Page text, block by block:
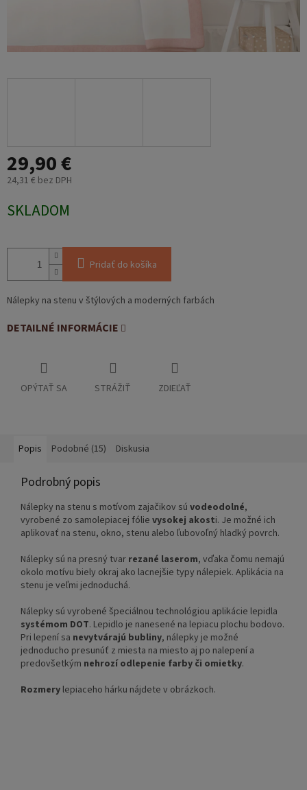
29,90 €
24,31 € bez DPH
cena:
SKLADOM
Pridať do košíka
Nálepky na stenu v štýlových a moderných farbách
DETAILNÉ INFORMÁCIE
OPÝTAŤ SA STRÁŽIŤ ZDIEĽAŤ
Popis Podobné (15) Diskusia
Podrobný popis
Nálepky na stenu s motívom zajačikov sú vodeodolné,
vyrobené zo samolepiacej fólie vysokej akosti. Je možné ich
aplikovať na stenu, okno, stenu alebo ľubovoľný hladký povrch.
Nálepky sú na presný tvar rezané laserom, vďaka čomu nemajú
okolo motívu biely okraj ako lacnejšie typy nálepiek. Aplikácia na
stenu je veľmi jednoduchá.
Nálepky sú vyrobené špeciálnou technológiou aplikácie lepidla
systémom DOT. Lepidlo je nanesené na lepiacu plochu bodovo.
Pri lepení sa nevytvárajú bubliny, nálepky je možné
jednoducho presunúť z miesta na miesto aj po nalepení a
predovšetkým nehrozí odlepenie farby či omietky.
Rozmery lepiaceho hárku nájdete v obrázkoch.